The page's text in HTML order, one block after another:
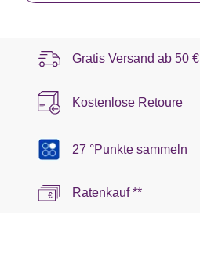
Gratis Versand ab 50 €
Kostenlose Retoure
27 °Punkte sammeln
Ratenkauf **